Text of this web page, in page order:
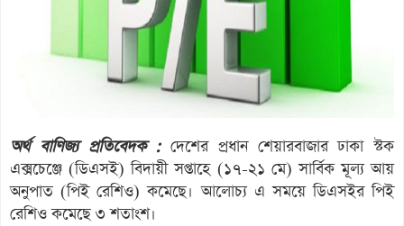
অর্থ বাণিজ্য প্রতিবেদক :দেশের প্রধান শেয়ারবাজার ঢাকা স্টক
এক্সচেঞ্জে (ডিএসই) বিদায়ী সপ্তাহে (১৭-২১ মে) সার্বিক মূল্য আয়
অনুপাত (পিই রেশিও) কমেছে। আলোচ্য এ সময়ে ডিএসইর পিই
রেশিও কমেছে ৩ শতাংশ।